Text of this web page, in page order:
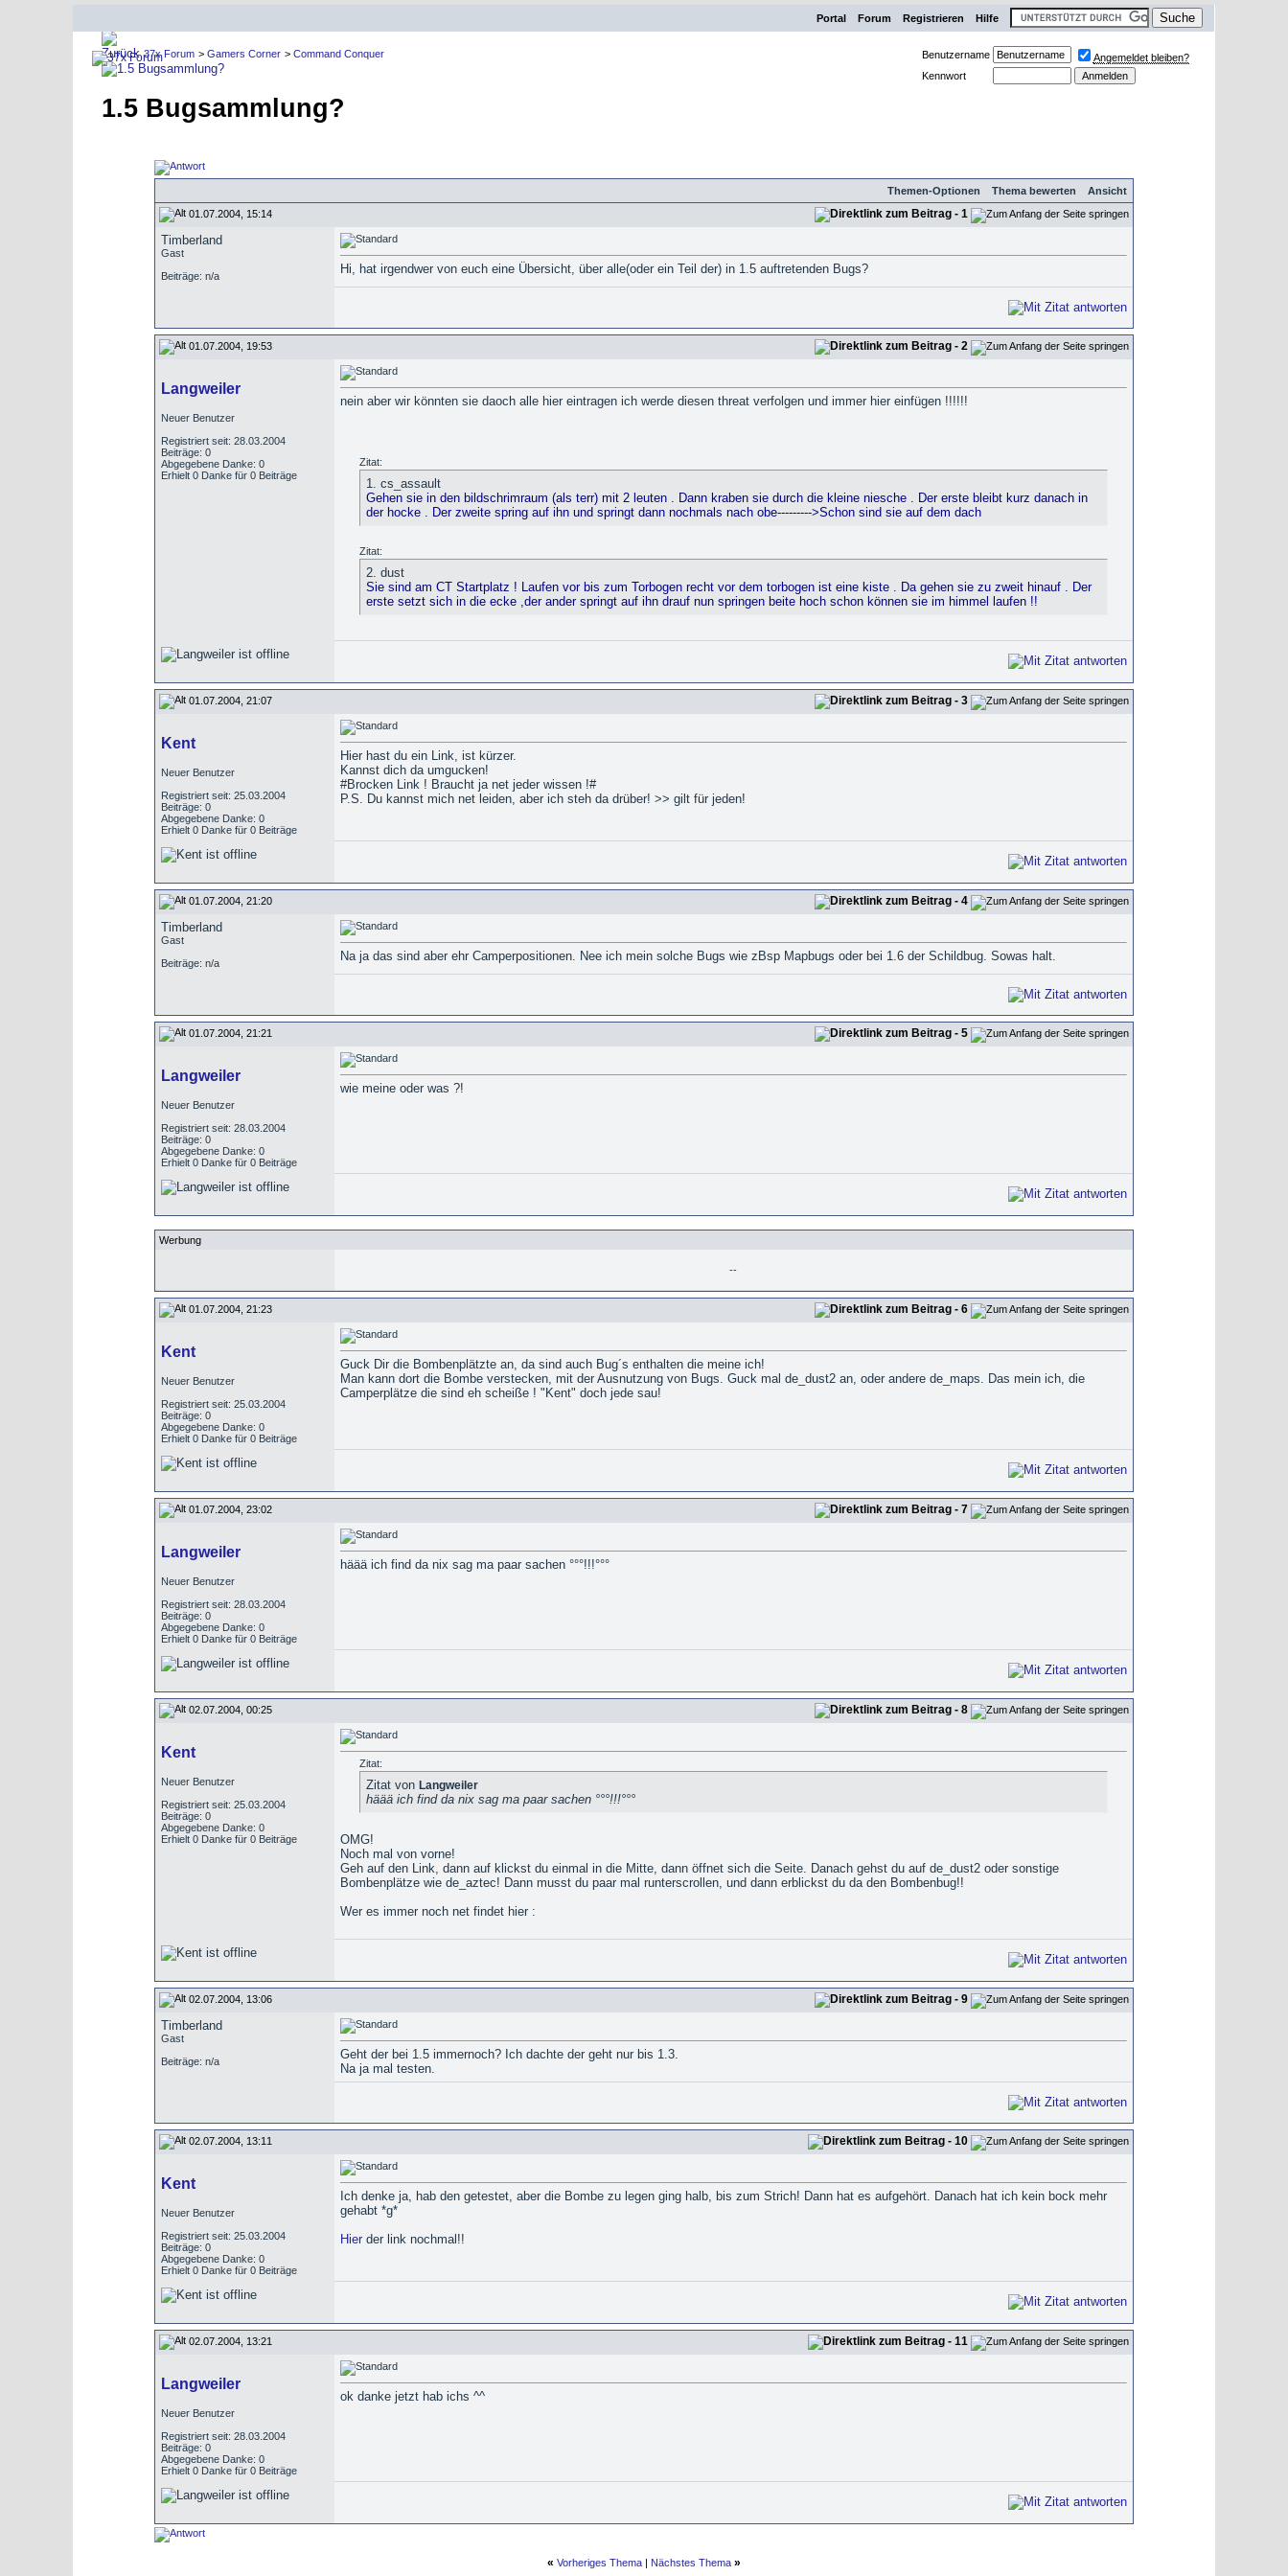
37x Forum > Gamers Corner > Command Conquer
1.5 Bugsammlung?
Benutzername
Angemeldet bleiben?
Kennwort
Portal Forum Registrieren Hilfe
Themen-Optionen Thema bewerten
Ansicht
01.07.2004, 15:14
- 1
Timberland
Gast
Beiträge: n/a
Hi, hat irgendwer von euch eine Übersicht, über alle(oder ein Teil der) in 1.5 auftretenden Bugs?
01.07.2004, 19:53 - 2
Langweiler
Neuer Benutzer
Registriert seit: 28.03.2004
Beiträge: 0
Abgegebene Danke: 0
Erhielt 0 Danke für 0 Beiträge
nein aber wir könnten sie daoch alle hier eintragen ich werde diesen threat verfolgen und immer hier einfügen !!!!!!
Zitat:
1. cs_assault
Gehen sie in den bildschrimraum (als terr) mit 2 leuten . Dann kraben sie durch die kleine niesche . Der erste bleibt kurz danach in
der hocke . Der zweite spring auf ihn und springt dann nochmals nach obe--------->Schon sind sie auf dem dach
Zitat:
2. dust
Sie sind am CT Startplatz ! Laufen vor bis zum Torbogen recht vor dem torbogen ist eine kiste . Da gehen sie zu zweit hinauf . Der
erste setzt sich in die ecke ,der ander springt auf ihn drauf nun springen beite hoch schon können sie im himmel laufen !!
01.07.2004, 21:07 - 3
Kent
Neuer Benutzer
Registriert seit: 25.03.2004
Beiträge: 0
Abgegebene Danke: 0
Erhielt 0 Danke für 0 Beiträge
Hier hast du ein Link, ist kürzer.
Kannst dich da umgucken!
#Brocken Link ! Braucht ja net jeder wissen !#
P.S. Du kannst mich net leiden, aber ich steh da drüber! >> gilt für jeden!
01.07.2004, 21:20 - 4
Timberland
Gast
Beiträge: n/a
Na ja das sind aber ehr Camperpositionen. Nee ich mein solche Bugs wie zBsp Mapbugs oder bei 1.6 der Schildbug. Sowas halt.
01.07.2004, 21:21 - 5
Langweiler
Neuer Benutzer
Registriert seit: 28.03.2004
Beiträge: 0
Abgegebene Danke: 0
Erhielt 0 Danke für 0 Beiträge
wie meine oder was ?!
Werbung
--
01.07.2004, 21:23 - 6
Kent
Neuer Benutzer
Registriert seit: 25.03.2004
Beiträge: 0
Abgegebene Danke: 0
Erhielt 0 Danke für 0 Beiträge
Guck Dir die Bombenplätzte an, da sind auch Bug´s enthalten die meine ich!
Man kann dort die Bombe verstecken, mit der Ausnutzung von Bugs. Guck mal de_dust2 an, oder andere de_maps. Das mein ich, die
Camperplätze die sind eh scheiße ! "Kent" doch jede sau!
01.07.2004, 23:02 - 7
Langweiler
Neuer Benutzer
Registriert seit: 28.03.2004
Beiträge: 0
Abgegebene Danke: 0
Erhielt 0 Danke für 0 Beiträge
häää ich find da nix sag ma paar sachen °°°!!!°°°
02.07.2004, 00:25 - 8
Kent
Neuer Benutzer
Registriert seit: 25.03.2004
Beiträge: 0
Abgegebene Danke: 0
Erhielt 0 Danke für 0 Beiträge
Zitat:
Zitat von Langweiler
häää ich find da nix sag ma paar sachen °°°!!!°°°
OMG!
Noch mal von vorne!
Geh auf den Link, dann auf klickst du einmal in die Mitte, dann öffnet sich die Seite. Danach gehst du auf de_dust2 oder sonstige
Bombenplätze wie de_aztec! Dann musst du paar mal runterscrollen, und dann erblickst du da den Bombenbug!!
Wer es immer noch net findet hier :
02.07.2004, 13:06 - 9
Timberland
Gast
Beiträge: n/a
Geht der bei 1.5 immernoch? Ich dachte der geht nur bis 1.3.
Na ja mal testen.
02.07.2004, 13:11 - 10
Kent
Neuer Benutzer
Registriert seit: 25.03.2004
Beiträge: 0
Abgegebene Danke: 0
Erhielt 0 Danke für 0 Beiträge
Ich denke ja, hab den getestet, aber die Bombe zu legen ging halb, bis zum Strich! Dann hat es aufgehört. Danach hat ich kein bock mehr
gehabt *g*
Hierder link nochmal!!
02.07.2004, 13:21 - 11
Langweiler
Neuer Benutzer
Registriert seit: 28.03.2004
Beiträge: 0
Abgegebene Danke: 0
Erhielt 0 Danke für 0 Beiträge
ok danke jetzt hab ichs ^^
« Vorheriges Thema| Nächstes Thema »